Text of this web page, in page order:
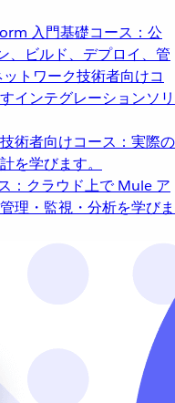
入門基礎コース：公
、ビルド、デプロイ、管
トワーク技術者向けコ
インテグレーションソリ
技術者向けコース：実際の
を学びます。
：クラウド上で Mule ア
理・監視・分析を学びま